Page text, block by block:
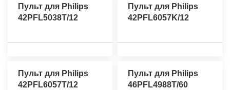
Пульт для Philips
42PFL5038T/12
Пульт для Philips
42PFL6057K/12
Пульт для Philips
42PFL6057T/12
Пульт для Philips
46PFL4988T/60